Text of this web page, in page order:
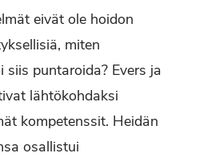
eivät ole hoidon
miten
puntaroida? Evers ja
lähtökohdaksi
kompetenssit. Heidän
osallistui